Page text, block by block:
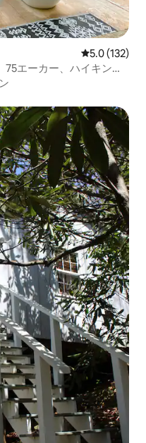
レビュー132
5.0 (132)
75エーカー、ハイキン